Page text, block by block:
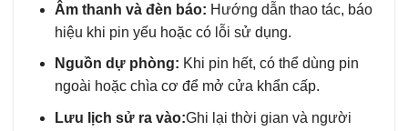
Âm thanh và đèn báo: Hướng dẫn thao tác, báo
hiệu khi pin yếu hoặc có lỗi sử dụng.
Nguồn dự phòng: Khi pin hết, có thể dùng pin
ngoài hoặc chìa cơ để mở cửa khẩn cấp.
Lưu lịch sử ra vào:Ghi lại thời gian và người